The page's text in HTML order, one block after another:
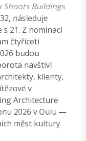
Shoots Buildings
následuje
s 21. Z nominací
čtyřiceti
budou
navštíví
klienty,
v
Architecture
2026 v Oulu —
měst kultury